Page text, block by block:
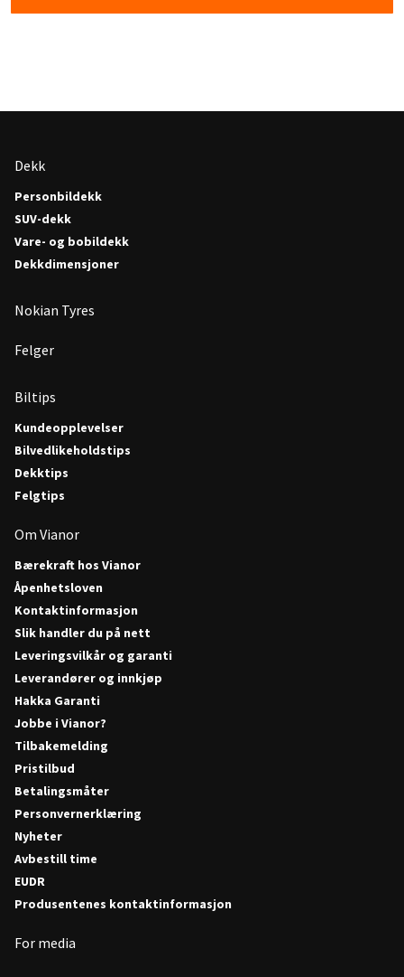
Dekk
Personbildekk
SUV-dekk
Vare- og bobildekk
Dekkdimensjoner
Nokian Tyres
Felger
Biltips
Kundeopplevelser
Bilvedlikeholdstips
Dekktips
Felgtips
Om Vianor
Bærekraft hos Vianor
Åpenhetsloven
Kontaktinformasjon
Slik handler du på nett
Leveringsvilkår og garanti
Leverandører og innkjøp
Hakka Garanti
Jobbe i Vianor?
Tilbakemelding
Pristilbud
Betalingsmåter
Personvernerklæring
Nyheter
Avbestill time
EUDR
Produsentenes kontaktinformasjon
For media